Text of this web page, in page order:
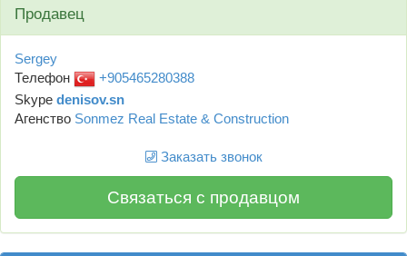
Продавец
Sergey
Телефон
+905465280388
Skype denisov.sn
Агенство Sonmez Real Estate & Construction
Заказать звонок
Связаться с продавцом